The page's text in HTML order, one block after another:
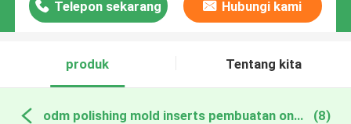
Telepon sekarang Hubungi kami
produk Tentang kita
odm polishing mold inserts pembuatan online (8)